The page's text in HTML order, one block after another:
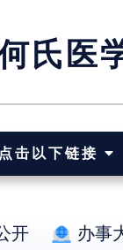
氏医
击以下链接
开 办事